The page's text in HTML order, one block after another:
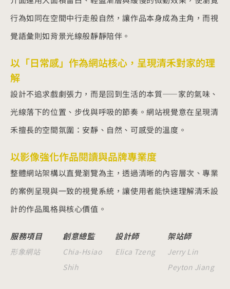
服務項目
形象網站
創意總監
Chia-Hsiao
Shih
設計師
Elica Tzeng
架站師
Jerry Lin
Peyton Jiang
行為如同在空間中行走般自然，讓作品本身成為主角，而視
覺語彙則如背景光線般靜靜陪伴。
以「日常感」作為網站核心，呈現清禾對家的理
解
設計不追求戲劇張力，而是回到生活的本質——家的氣味、
光線落下的位置、步伐與呼吸的節奏。網站視覺意在呈現清
禾擅長的空間氛圍：安靜、自然、可感受的溫度。
以影像強化作品閱讀與品牌專業度
整體網站架構以直覺瀏覽為主，透過清晰的內容層次、專業
的案例呈現與一致的視覺系統，讓使用者能快速理解清禾設
計的作品風格與核心價值。